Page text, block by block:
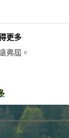
更多
弗屆。